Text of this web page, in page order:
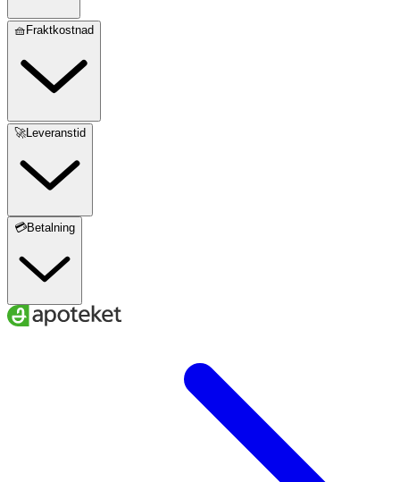
🧺Fraktkostnad
🚀Leveranstid
💳Betalning